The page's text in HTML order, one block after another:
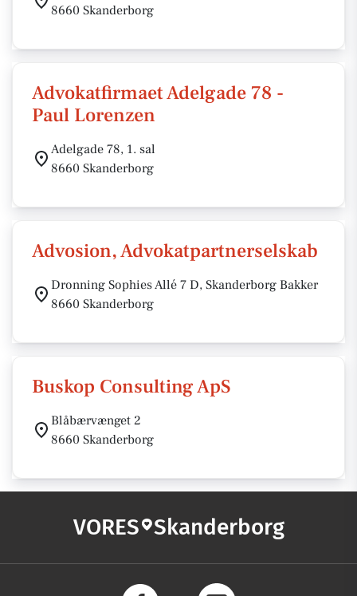
8660 Skanderborg
Advokatfirmaet Adelgade 78 -
Paul Lorenzen
Adelgade 78, 1. sal
8660 Skanderborg
Advosion, Advokatpartnerselskab
Dronning Sophies Allé 7 D, Skanderborg Bakker
8660 Skanderborg
Buskop Consulting ApS
Blåbærvænget 2
8660 Skanderborg
VORES Skanderborg